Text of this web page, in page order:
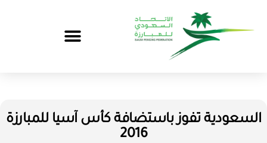
السعودية تفوز باستضافة كأس آسيا للمبارزة
2016